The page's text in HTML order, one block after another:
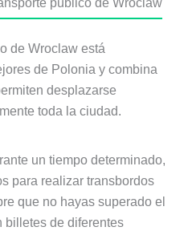
de Wroclaw está
de Polonia y combina
desplazarse
toda la ciudad.
un tiempo determinado,
para realizar transbordos
que no hayas superado el
billetes de diferentes